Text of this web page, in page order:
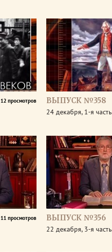
12 просмотров ВЫПУСК №358
24 декабря, 1-я часть
11 просмотров ВЫПУСК №356
22 декабря, 3-я часть